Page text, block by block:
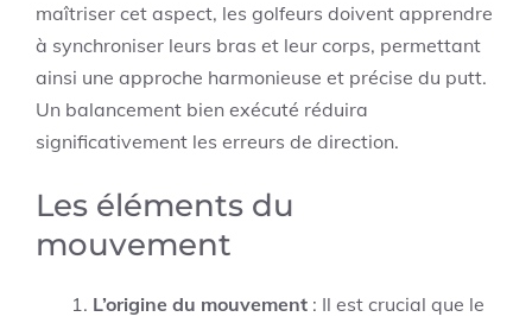
maîtriser cet aspect, les golfeurs doivent apprendre
à synchroniser leurs bras et leur corps, permettant
ainsi une approche harmonieuse et précise du putt.
Un balancement bien exécuté réduira
significativement les erreurs de direction.
Les éléments du
mouvement
L’origine du mouvement : Il est crucial que le